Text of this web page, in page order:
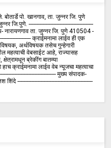
बोतार्डे पो. खानगाव, ता. जुन्नर जि. पुणे
जि.पुणे. ------------------------------------------
नारायणगाव ता. जुन्नर जि. पुणे 410504 -
क्राईमनामा लाईव ही एक
अर्थविषयक तसेच गुन्हेगारी
महत्वाची वेबसाईट आहे, राज्यासह
ब्रेकींग बातम्या
क्राईमनामा लाईव वेब न्यूजचा महत्वाचा
मुख्य संपादक-
-------------------------------------------------